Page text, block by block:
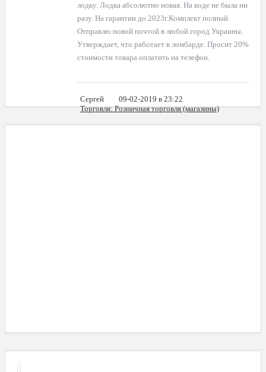
лодку. Лодка абсолютно новая. На воде не была ни
разу. На гарантии до 2023г.Комплект полный.
Отправлю новой почтой в любой город Украины.
Утверждает, что работает в ломбарде. Просит 20%
стоимости товара оплатить на телефон.
Сергей
09-02-2019 в 23:22
Торговля: Розничная торговля (магазины)